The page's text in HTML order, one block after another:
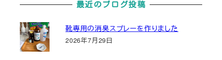
最近のブログ投稿
靴専用の消臭スプレーを作りました
2026年7月29日